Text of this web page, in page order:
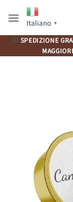
Italiano ▼
🚚 SPEDIZIONE